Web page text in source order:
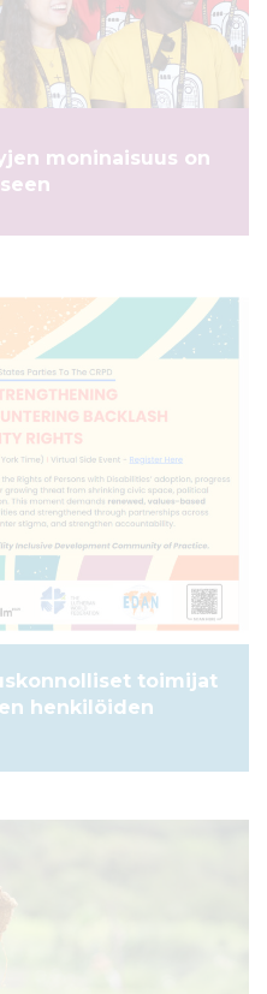
moninaisuus on
toimijat
henkilöiden